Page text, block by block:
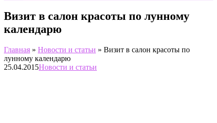
Визит в салон красоты по лунному
календарю
Главная » Новости и статьи » Визит в салон красоты по
лунному календарю
25.04.2015Новости и статьи